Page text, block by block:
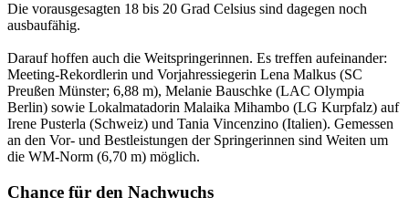
Die vorausgesagten 18 bis 20 Grad Celsius sind dagegen noch
ausbaufähig.
Darauf hoffen auch die Weitspringerinnen. Es treffen aufeinander:
Meeting-Rekordlerin und Vorjahressiegerin Lena Malkus (SC
Preußen Münster; 6,88 m), Melanie Bauschke (LAC Olympia
Berlin) sowie Lokalmatadorin Malaika Mihambo (LG Kurpfalz) auf
Irene Pusterla (Schweiz) und Tania Vincenzino (Italien). Gemessen
an den Vor- und Bestleistungen der Springerinnen sind Weiten um
die WM-Norm (6,70 m) möglich.
Chance für den Nachwuchs